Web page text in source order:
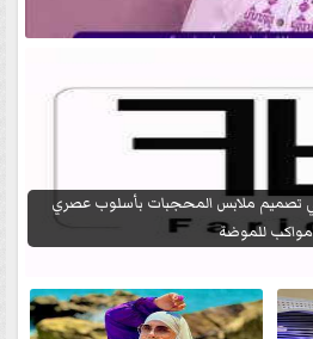
تصميم ملابس المحجبات بأسلوب عصري
للموضة